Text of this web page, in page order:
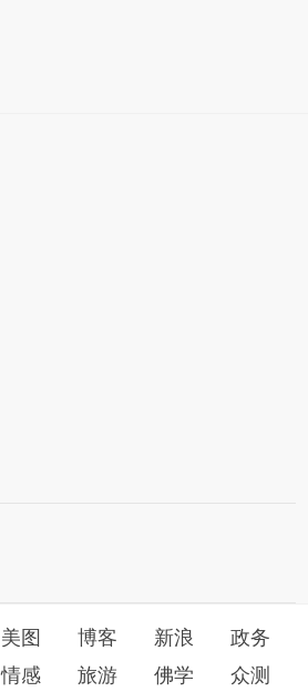
美图 博客 新浪
政务
情感 旅游 佛学 众测